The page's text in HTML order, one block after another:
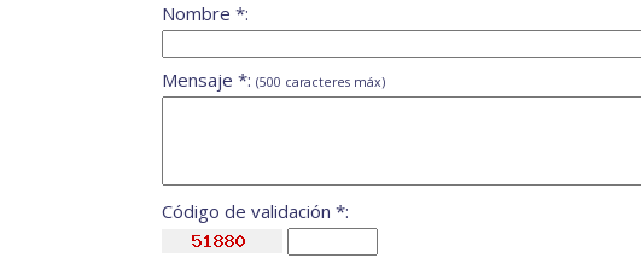
Nombre *:
Mensaje *: (500 caracteres máx)
Código de validación *: